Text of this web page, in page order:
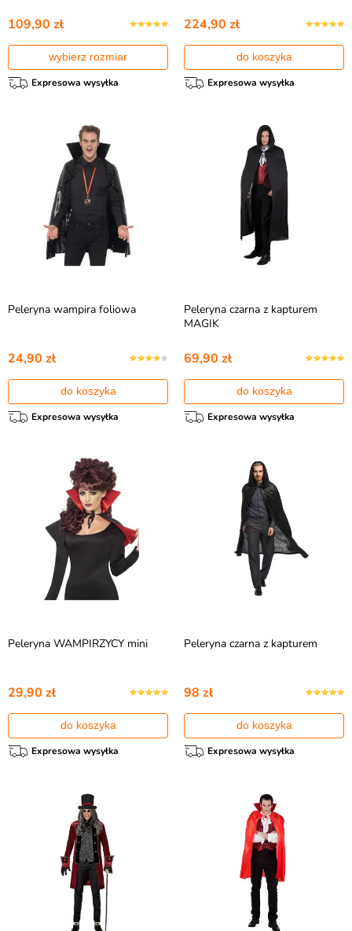
109,90 zł
wybierz rozmiar
Expresowa wysyłka
224,90 zł
do koszyka
Expresowa wysyłka
Peleryna wampira foliowa
24,90 zł
do koszyka
Expresowa wysyłka
Peleryna czarna z kapturem
MAGIK
69,90 zł
do koszyka
Expresowa wysyłka
Peleryna WAMPIRZYCY mini
29,90 zł
do koszyka
Expresowa wysyłka
Peleryna czarna z kapturem
98 zł
do koszyka
Expresowa wysyłka